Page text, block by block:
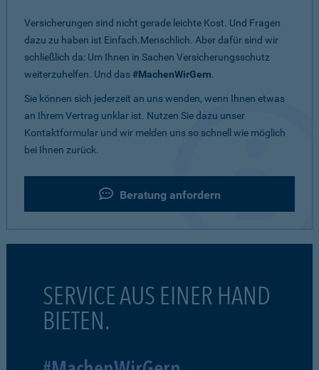
Versicherungen sind nicht gerade leichte Kost. Und Fragen
dazu zu haben ist Einfach.Menschlich. Aber dafür sind wir
schließlich da: Um Ihnen in Sachen Versicherungsschutz
weiterzuhelfen. Und das#MachenWirGern.
Sie können sich jederzeit an uns wenden, wenn Ihnen etwas
an Ihrem Vertrag unklar ist. Nutzen Sie dazu unser
Kontaktformular und wir melden uns so schnell wie möglich
bei Ihnen zurück.
Beratung anfordern
SERVICE AUS EINER HAND
BIETEN.